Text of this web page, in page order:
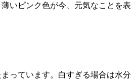
いピンク色が今、元気なことを表
っています。白すぎる場合は水分